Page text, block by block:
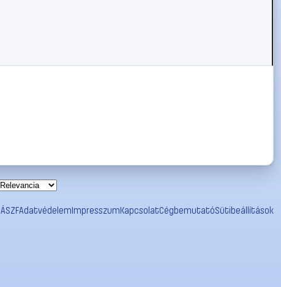
ÁSZFAdatvédelemImpresszumKapcsolatCégbemutatóSütibeállítások